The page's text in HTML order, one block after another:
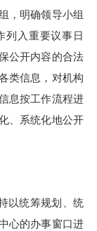
，明确领导小组
列入重要议事日
公开内容的合法
类信息，对机构
息按工作流程进
、系统化地公开
以统筹规划、统
心的办事窗口进